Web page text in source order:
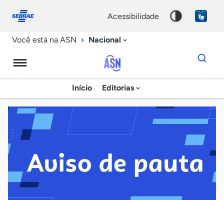
conosco
acessibilidade
Você está na ASN Nacional
Agência
Sebrae
Notícias
Início Editorias
Dados
para
chave